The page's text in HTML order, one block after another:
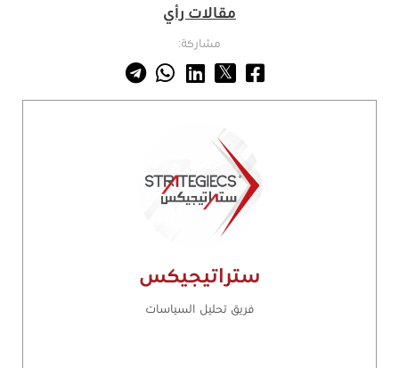
مقالات رأي
مشاركة:
ستراتيجيكس
فريق تحليل السياسات